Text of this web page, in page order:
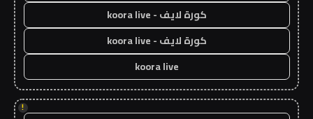
كورة لايف - koora live
كورة لايف - koora live
koora live
!